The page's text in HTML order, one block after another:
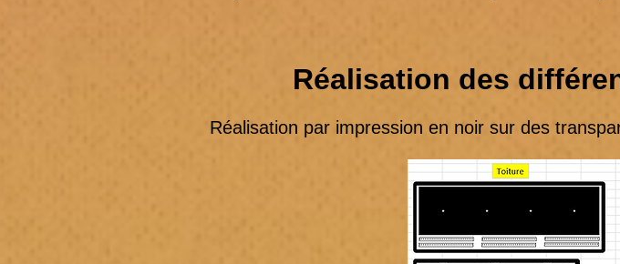
Réalisation des
Réalisation par impression en noir sur des